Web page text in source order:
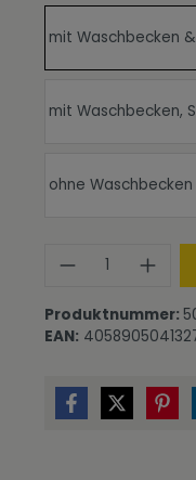
mit Waschbecken
mit Waschbecken,
ohne
Produkt
Produktnummer:
EAN: